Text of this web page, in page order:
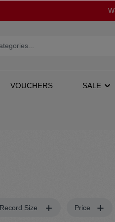
VOUCHERS SALE
Record Size Price